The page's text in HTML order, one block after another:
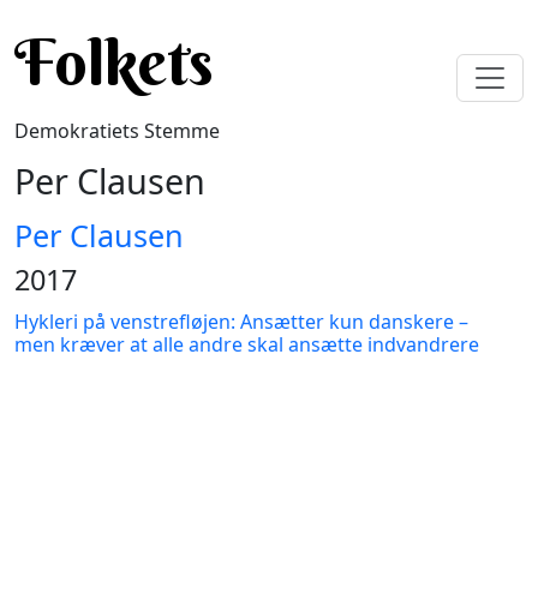
Folkets
Demokratiets Stemme
Per Clausen
Per Clausen
2017
Hykleri på venstrefløjen: Ansætter kun danskere –
men kræver at alle andre skal ansætte indvandrere